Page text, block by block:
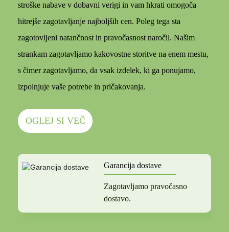
stroške nabave v dobavni verigi in vam hkrati omogoča
hitrejše zagotavljanje najboljših cen. Poleg tega sta
zagotovljeni natančnost in pravočasnost naročil. Našim
strankam zagotavljamo kakovostne storitve na enem mestu,
s čimer zagotavljamo, da vsak izdelek, ki ga ponujamo,
izpolnjuje vaše potrebe in pričakovanja.
OGLEJ SI VEČ
Garancija dostave
Zagotavljamo pravočasno
dostavo.